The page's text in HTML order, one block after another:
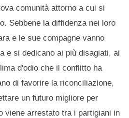
comunità attorno a cui si
Sebbene la diffidenza nei loro
e le sue compagne vanno
e si dedicano ai più disagiati, ai
d'odio che il conflitto ha
di favorire la riconciliazione,
un futuro migliore per
viene arrestato tra i partigiani in